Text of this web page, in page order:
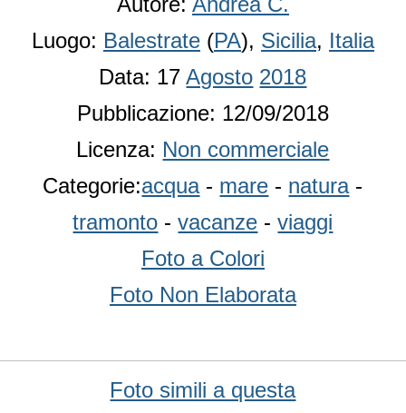
Luogo: Balestrate (PA), Sicilia, Italia
Data: 17Agosto 2018
Pubblicazione: 12/09/2018
Licenza: Non commerciale
Categorie:acqua- mare - natura-
tramonto -vacanze -viaggi
Foto a Colori
Foto Non Elaborata
Foto simili a questa